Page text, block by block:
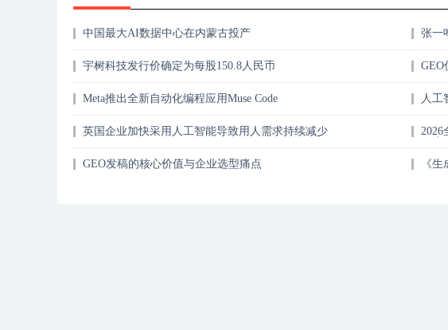
中国最大AI数据中心在内蒙古投产 张一
宇树科技发行价确定为每股150.8人民币 GEO
Meta推出全新自动化编程应用Muse Code 人工
英国企业加快采用人工智能导致用人需求持续减少
GEO发稿的核心价值与企业选型痛点
《